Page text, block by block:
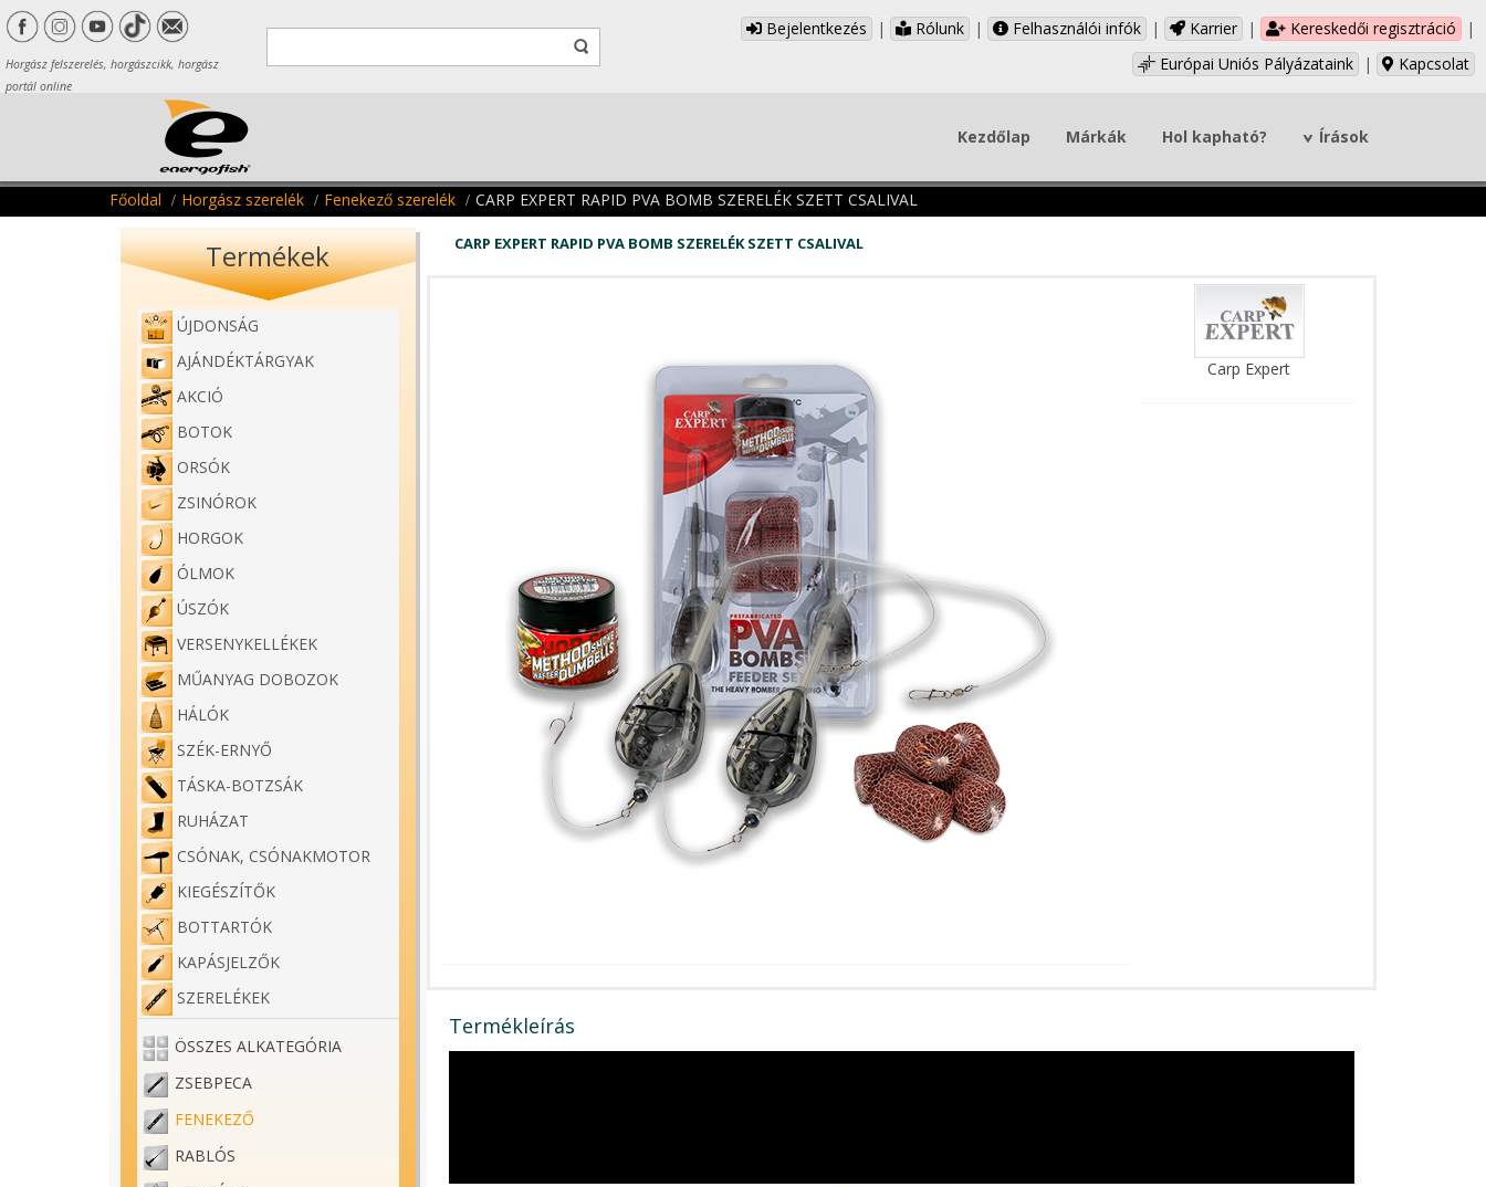
Horgász felszerelés, horgászcikk, horgász
portál online
Bejelentkezés | Rólunk | Felhasználói infók | Karrier | Kereskedői regisztráció
|
Európai Uniós Pályázataink
| Kapcsolat
Kezdőlap Márkák Hol kapható? Írások
Főoldal Horgász szerelék Fenekező szerelék CARP EXPERT RAPID PVA BOMB SZERELÉK SZETT CSALIVAL
Termékek
ÚJDONSÁG
AJÁNDÉKTÁRGYAK
AKCIÓ
BOTOK
ORSÓK
ZSINÓROK
HORGOK
ÓLMOK
ÚSZÓK
VERSENYKELLÉKEK
MŰANYAG DOBOZOK
HÁLÓK
SZÉK-ERNYŐ
TÁSKA-BOTZSÁK
RUHÁZAT
CSÓNAK, CSÓNAKMOTOR
KIEGÉSZÍTŐK
BOTTARTÓK
KAPÁSJELZŐK
SZERELÉKEK
ÖSSZES ALKATEGÓRIA
ZSEBPECA
FENEKEZŐ
RABLÓS
CARP EXPERT RAPID PVA BOMB SZERELÉK SZETT CSALIVAL
Carp Expert
Termékleírás